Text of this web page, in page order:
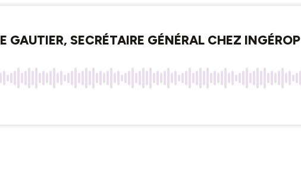
SECRÉTAIRE GÉNÉRAL CHEZ INGÉROP